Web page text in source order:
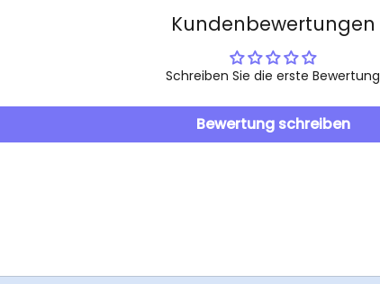
Kundenbewertungen
Schreiben Sie die erste Bewertung
Bewertung schreiben